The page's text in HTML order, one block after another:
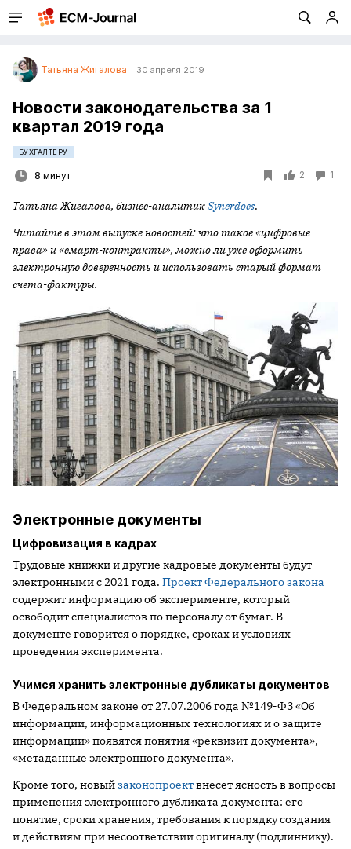
Татьяна Жигалова 30 апреля 2019
Новости законодательства за 1
квартал 2019 года
БУХГАЛТЕРУ
8 минут 2 1
Татьяна Жигалова, бизнес-аналитикSynerdocs.
Читайте в этом выпуске новостей: что такое «цифровые
права» и «смарт-контракты», можно ли уже оформить
электронную доверенность и использовать старый формат
счета-фактуры.
Электронные документы
Цифровизация в кадрах
Трудовые книжки и другие кадровые документы будут
электронными с 2021 года. Проект Федерального закона
содержит информацию об эксперименте, который
освободит специалистов по персоналу от бумаг. В
документе говорится о порядке, сроках и условиях
проведения эксперимента.
Учимся хранить электронные дубликаты документов
В Федеральном законе от 27.07.2006 года №149-ФЗ «Об
информации, информационных технологиях и о защите
информации» появятся понятия «реквизит документа»,
«метаданные электронного документа».
Кроме того, новыйзаконопроектвнесет ясность в вопросы
применения электронного дубликата документа: его
понятие, сроки хранения, требования к порядку создания
и действиям при несоответствии оригиналу (подлиннику).